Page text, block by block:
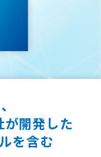
開発した
を含む